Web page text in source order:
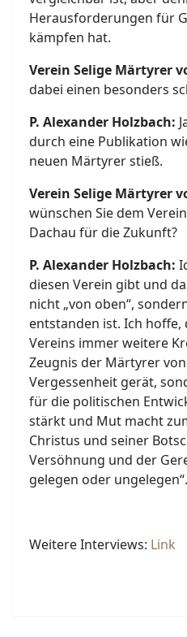
Herausforderungen für
kämpfen hat.
Verein Selige Märtyrer
dabei einen besonders
P. Alexander Holzbach:
durch eine Publikation
neuen Märtyrer stieß.
Verein Selige Märtyrer
wünschen Sie dem
Dachau für die Zukunft?
P. Alexander Holzbach:
diesen Verein gibt und
nicht „von oben“,
entstanden ist. Ich hoffe,
Vereins immer weitere
Zeugnis der Märtyrer
Vergessenheit gerät,
für die politischen
stärkt und Mut macht
Christus und seiner
Versöhnung und der
gelegen oder ungelegen“.
Weitere Interviews: Link